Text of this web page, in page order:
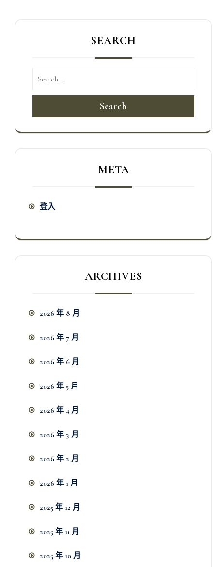
SEARCH
Search
META
登入
ARCHIVES
2026 年 8 月
2026 年 7 月
2026 年 6 月
2026 年 5 月
2026 年 4 月
2026 年 3 月
2026 年 2 月
2026 年 1 月
2025 年 12 月
2025 年 11 月
2025 年 10 月